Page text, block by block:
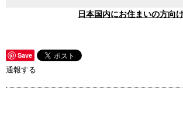
日本国内にお住まいの方向
Save
通報する